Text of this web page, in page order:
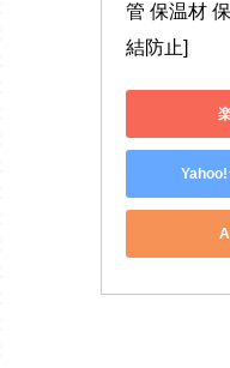
管 保温材
結防止]
Yahoo!